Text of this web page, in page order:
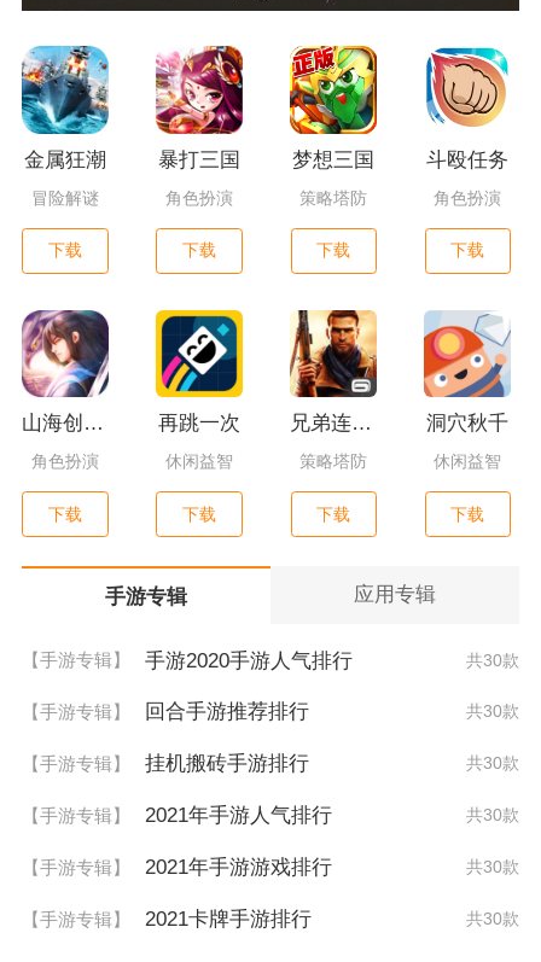
金属狂潮
冒险解谜
下载
暴打三国
角色扮演
下载
梦想三国
策略塔防
下载
斗殴任务
角色扮演
下载
山海创世录一剑天逆
角色扮演
下载
再跳一次
休闲益智
下载
兄弟连3：战争之子
策略塔防
下载
洞穴秋千
休闲益智
下载
手游专辑 应用专辑
【手游专辑】 手游2020手游人气排行 共30款
【手游专辑】 回合手游推荐排行 共30款
【手游专辑】 挂机搬砖手游排行 共30款
【手游专辑】 2021年手游人气排行 共30款
【手游专辑】 2021年手游游戏排行 共30款
【手游专辑】 2021卡牌手游排行 共30款